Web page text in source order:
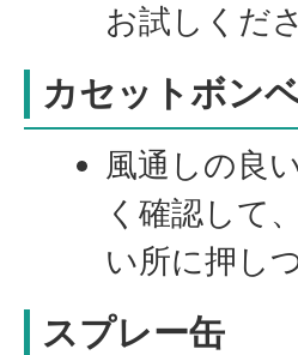
お試しくだ
カセットボン
風通しの良
く確認して
い所に押し
スプレー缶